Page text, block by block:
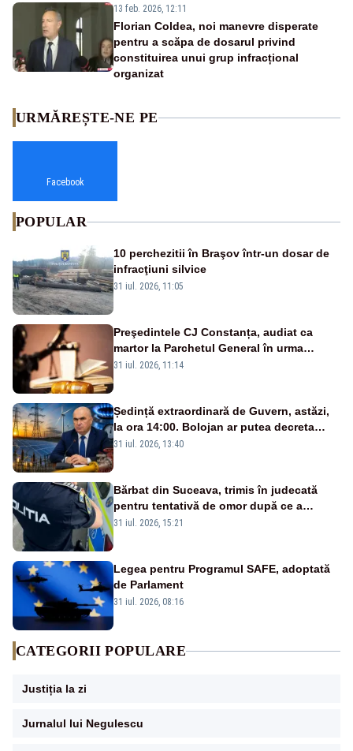
13 feb. 2026, 12:11
Florian Coldea, noi manevre disperate
pentru a scăpa de dosarul privind
constituirea unui grup infracțional
organizat
URMĂREȘTE-NE PE
Facebook
POPULAR
10 perchezitii în Braşov într-un dosar de
infracţiuni silvice
31 iul. 2026, 11:05
Preşedintele CJ Constanța, audiat ca
martor la Parchetul General în urma
percheziţiei la firma unde este acţionar
31 iul. 2026, 11:14
Ședință extraordinară de Guvern, astăzi,
la ora 14:00. Bolojan ar putea decreta
stare de urgență energetică
31 iul. 2026, 13:40
Bărbat din Suceava, trimis în judecată
pentru tentativă de omor după ce a
înjunghiat un tânăr în urma unui conflict
31 iul. 2026, 15:21
Legea pentru Programul SAFE, adoptată
de Parlament
31 iul. 2026, 08:16
CATEGORII POPULARE
Justiția la zi
Jurnalul lui Negulescu